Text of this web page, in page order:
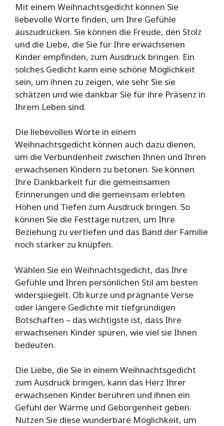
Mit einem Weihnachtsgedicht können Sie
liebevolle Worte finden, um Ihre Gefühle
auszudrücken. Sie können die Freude, den Stolz
und die Liebe, die Sie für Ihre erwachsenen
Kinder empfinden, zum Ausdruck bringen. Ein
solches Gedicht kann eine schöne Möglichkeit
sein, um ihnen zu zeigen, wie sehr Sie sie
schätzen und wie dankbar Sie für ihre Präsenz in
Ihrem Leben sind.
Die liebevollen Worte in einem
Weihnachtsgedicht können auch dazu dienen,
um die Verbundenheit zwischen Ihnen und Ihren
erwachsenen Kindern zu betonen. Sie können
Ihre Dankbarkeit für die gemeinsamen
Erinnerungen und die gemeinsam erlebten
Höhen und Tiefen zum Ausdruck bringen. So
können Sie die Festtage nutzen, um Ihre
Beziehung zu vertiefen und das Band der Familie
noch stärker zu knüpfen.
Wählen Sie ein Weihnachtsgedicht, das Ihre
Gefühle und Ihren persönlichen Stil am besten
widerspiegelt. Ob kurze und prägnante Verse
oder längere Gedichte mit tiefgründigen
Botschaften – das wichtigste ist, dass Ihre
erwachsenen Kinder spüren, wie viel sie Ihnen
bedeuten.
Die Liebe, die Sie in einem Weihnachtsgedicht
zum Ausdruck bringen, kann das Herz Ihrer
erwachsenen Kinder berühren und ihnen ein
Gefühl der Wärme und Geborgenheit geben.
Nutzen Sie diese wunderbare Möglichkeit, um